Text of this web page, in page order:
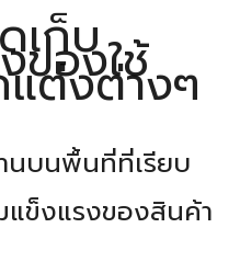
เก็บ
ของใช้
ต่งต่างๆ
นบนพื้นที่ที่เรียบ
ข็งแรงของสินค้า